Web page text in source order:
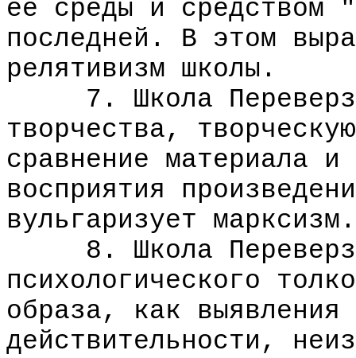
ее среды и средством
последней. В этом
релятивизм школы.
7. Школа
творчества,
сравнение материала
восприятия
вульгаризует марксизм.
8. Школа
психологического
образа, как выявления
действительности,